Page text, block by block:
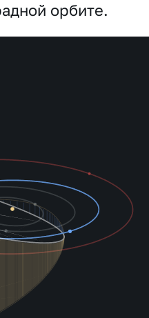
орбите.